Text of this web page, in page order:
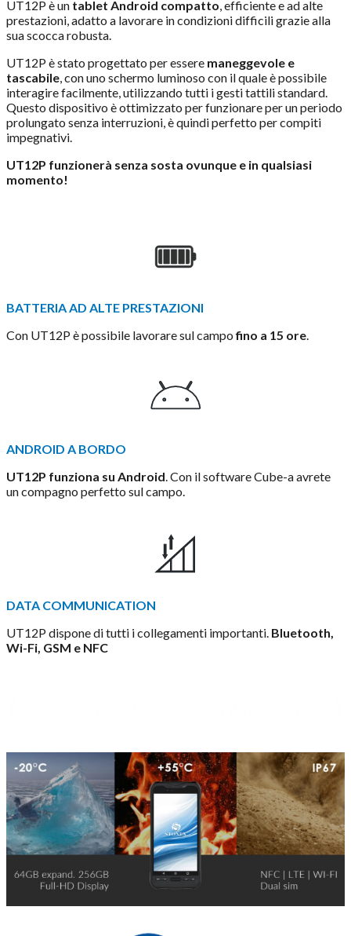
UT12P è un tablet Android compatto , efficiente e ad alte
prestazioni, adatto a lavorare in condizioni difficili grazie alla
sua scocca robusta.
UT12P è stato progettato per essere maneggevole e
tascabile , con uno schermo luminoso con il quale è possibile
interagire facilmente, utilizzando tutti i gesti tattili standard.
Questo dispositivo è ottimizzato per funzionare per un periodo
prolungato senza interruzioni, è quindi perfetto per compiti
impegnativi.
UT12P funzionerà senza sosta ovunque e in qualsiasi
momento!
BATTERIA AD ALTE PRESTAZIONI
Con UT12P è possibile lavorare sul campofino a 15 ore
ANDROID A BORDO
UT12P funziona su Android . Con il software Cube-a avrete
un compagno perfetto sul campo.
DATA COMMUNICATION
UT12P dispone di tutti i collegamenti importanti. Bluetooth,
Wi-Fi, GSM e NFC